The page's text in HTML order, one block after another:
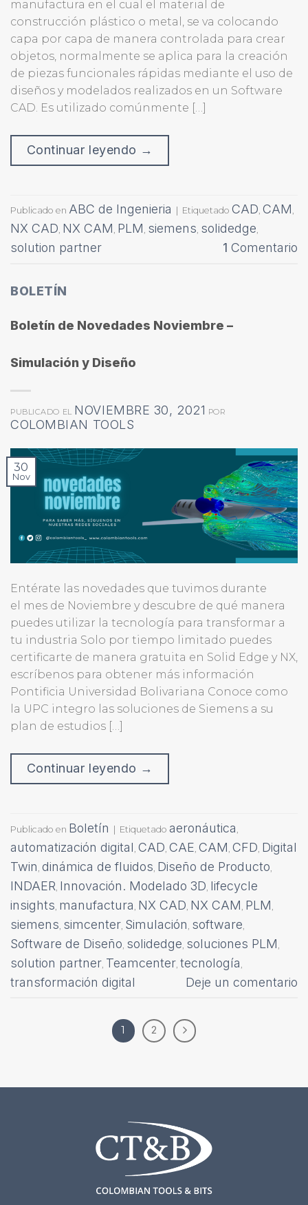
manufactura en el cual el material de
construcción plástico o metal, se va colocando
capa por capa de manera controlada para crear
objetos, normalmente se aplica para la creación
de piezas funcionales rápidas mediante el uso de
diseños y modelados realizados en un Software
CAD. Es utilizado comúnmente […]
Continuar leyendo →
Publicado en ABC de Ingenieria Etiquetado CAD CAM
NX CAD NX CAM PLM siemens solidedge
solution partner 1 Comentario
BOLETÍN
Boletín de Novedades Noviembre –
Simulación y Diseño
PUBLICADO EL NOVIEMBRE 30, 2021 POR
COLOMBIAN TOOLS
30
Nov
Entérate las novedades que tuvimos durante
el mes de Noviembre y descubre de qué manera
puedes utilizar la tecnología para transformar a
tu industria Solo por tiempo limitado puedes
certificarte de manera gratuita en Solid Edge y NX,
escríbenos para obtener más información
Pontificia Universidad Bolivariana Conoce como
la UPC integro las soluciones de Siemens a su
plan de estudios […]
Continuar leyendo →
Publicado en Boletín | Etiquetado aeronáutica
automatización digital CAD CAE CAM CFD Digital
Twin dinámica de fluidos Diseño de Producto
INDAER Innovación. Modelado 3D lifecycle
insights manufactura NX CAD NX CAM PLM
siemens simcenter Simulación software
Software de Diseño solidedge soluciones PLM
solution partner Teamcenter tecnología
transformación digital Deje un comentario
1 2